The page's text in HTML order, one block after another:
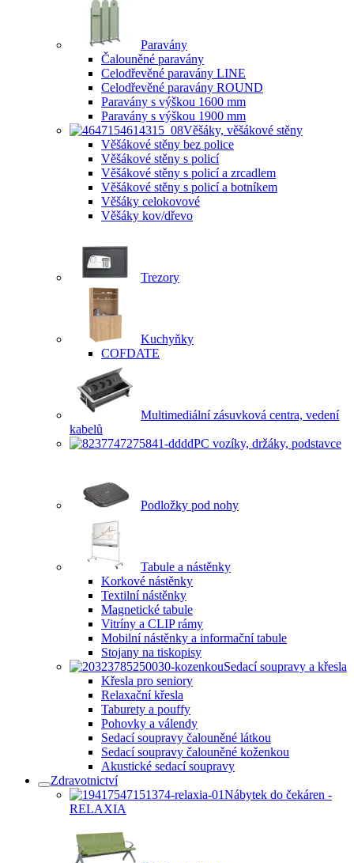
Paravány
Čalouněné paravány
Celodřevěné paravány LINE
Celodřevěné paravány ROUND
Paravány s výškou 1600 mm
Paravány s výškou 1900 mm
Věšáky, věšákové stěny
Věšákové stěny bez police
Věšákové stěny s policí
Věšákové stěny s policí a zrcadlem
Věšákové stěny s policí a botníkem
Věšáky celokovové
Věšáky kov/dřevo
Trezory
Kuchyňky
COFDATE
Multimediální zásuvková centra, vedení
kabelů
PC vozíky, držáky, podstavce
Podložky pod nohy
Tabule a nástěnky
Korkové nástěnky
Textilní nástěnky
Magnetické tabule
Vitríny a CLIP rámy
Mobilní nástěnky a informační tabule
Stojany na tiskopisy
Sedací soupravy a křesla
Křesla pro seniory
Relaxační křesla
Taburety a pouffy
Pohovky a válendy
Sedací soupravy čalouněné látkou
Sedací soupravy čalouněné koženkou
Akustické sedací soupravy
Zdravotnictví
Nábytek do čekáren -
RELAXIA